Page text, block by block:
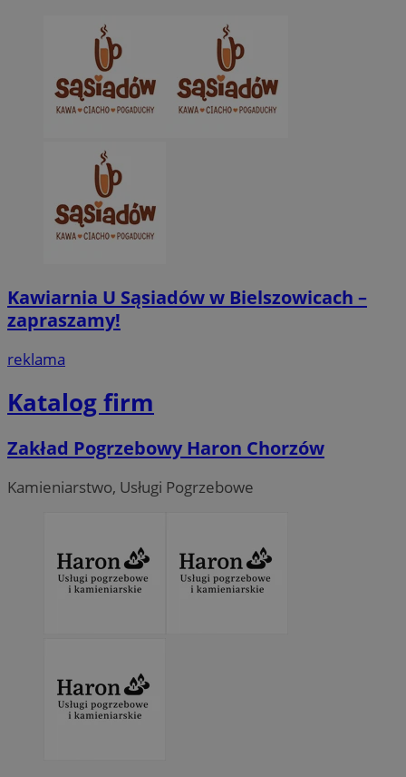
Kawiarnia U Sąsiadów w Bielszowicach –
zapraszamy!
reklama
Katalog firm
Zakład Pogrzebowy Haron Chorzów
Kamieniarstwo, Usługi Pogrzebowe